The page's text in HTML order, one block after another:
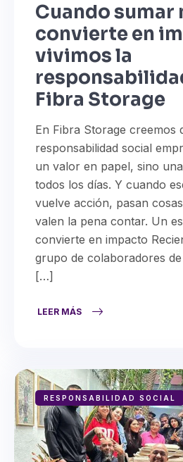
Cuando sumar
convierte en
vivimos la
Fibra Storage
En Fibra Storage creemos
responsabilidad social
un valor en papel, sino
todos los días. Y cuando
vuelve acción, pasan
valen la pena contar. Un
convierte en impacto
grupo de colaboradores
[…]
LEER MÁS
RESPONSABILIDAD SOCIAL